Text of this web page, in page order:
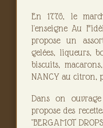
En 1776, le
l'enseigne Au
propose un
gelées, liqueurs,
biscuits,
NANCY au citron,
Dans on
propose des
"BERGAMOT